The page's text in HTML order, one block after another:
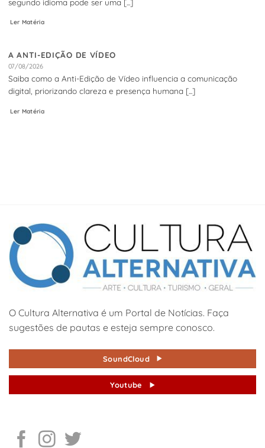
Ler Matéria
A ANTI-EDIÇÃO DE VÍDEO
07/08/2026
Saiba como a Anti-Edição de Vídeo influencia a comunicação
digital, priorizando clareza e presença humana [...]
Ler Matéria
O Cultura Alternativa é um Portal de Notícias. Faça
sugestões de pautas e esteja sempre conosco.
SoundCloud
Youtube